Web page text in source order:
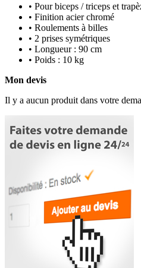
• Pour biceps / triceps et
• Finition acier chromé
• Roulements à billes
• 2 prises symétriques
• Longueur : 90 cm
• Poids : 10 kg
Mon devis
Il y a aucun produit dans votre